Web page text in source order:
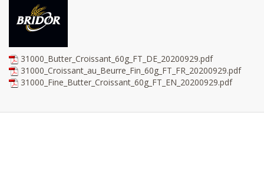
31000_Butter_Croissant_60g_FT_DE_20200929.pdf
31000_Croissant_au_Beurre_Fin_60g_FT_FR_20200929.pdf
31000_Fine_Butter_Croissant_60g_FT_EN_20200929.pdf